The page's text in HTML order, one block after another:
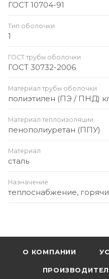
ГОСТ 10704-91
Тип оболочки
1
ГОСТ трубы оболочки
ГОСТ 30732-2006
Материал трубы оболочки
полиэтилен (ПЭ / ПНД)
Материал теплоизоляции
пенополиуретан (ППУ)
Материал
сталь
Назначение
теплоснабжение,
О КОМПАНИИ